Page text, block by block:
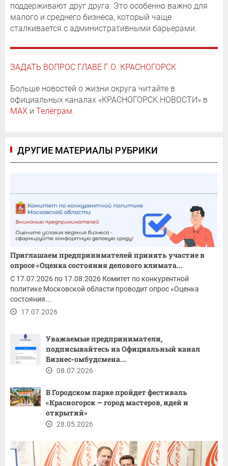
поддерживают друг друга. Это особенно важно для
малого и среднего бизнеса, который чаще
сталкивается с административными барьерами.
ЗАДАТЬ ВОПРОС ГЛАВЕ Г.О. КРАСНОГОРСК
Больше новостей о жизни округа читайте в
официальных каналах «КРАСНОГОРСК.НОВОСТИ» в
MAX и Телеграм.
ДРУГИЕ МАТЕРИАЛЫ РУБРИКИ
Приглашаем предпринимателей принять участие в
опросе «Оценка состояния делового климата...
С 17.07.2026 по 17.08.2026 Комитет по конкурентной
политике Московской области проводит опрос «Оценка
состояния...
17.07.2026
Уважаемые предприниматели,
подписывайтесь на Официальный канал
Бизнес-омбудсмена...
08.07.2026
В Городском парке пройдет фестиваль
«Красногорск — город мастеров, идей и
открытий»
28.05.2026